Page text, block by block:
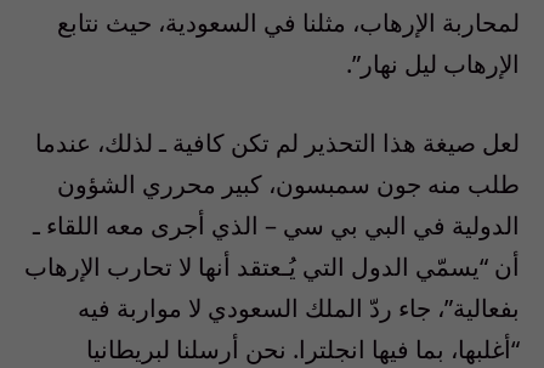
لمحاربة الإرهاب، مثلنا في السعودية، حيث نتابع
الإرهاب ليل نهار”.
لعل صيغة هذا التحذير لم تكن كافية ـ لذلك، عندما
طلب منه جون سمبسون، كبير محرري الشؤون
الدولية في البي بي سي – الذي أجرى معه اللقاء ـ
أن “يسمّي الدول التي يُـعتقد أنها لا تحارب الإرهاب
بفعالية”، جاء ردّ الملك السعودي لا مواربة فيه
“أغلبها، بما فيها انجلترا. نحن أرسلنا لبريطانيا